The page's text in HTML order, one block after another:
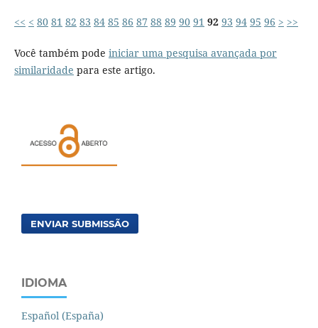
<< < 80 81 82 83 84 85 86 87 88 89 90 91 92 93 94 95 96 > >>
Você também pode iniciar uma pesquisa avançada por
similaridade para este artigo.
ENVIAR SUBMISSÃO
IDIOMA
Español (España)